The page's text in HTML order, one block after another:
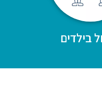
בילדים